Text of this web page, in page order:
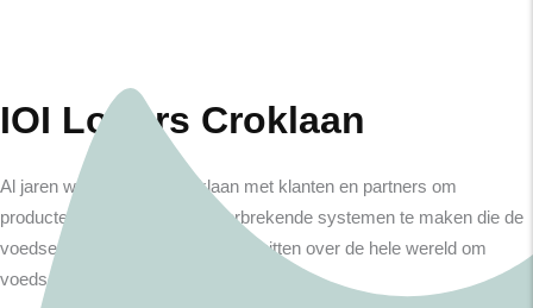
IOI Loders Croklaan
Al jaren werkt Loders Croklaan met klanten en partners om
producten te innoveren en doorbrekende systemen te maken die de
voedsel industrie vernieuwen. Ze zitten over de hele wereld om
voedsel duurzamer te krijgen.